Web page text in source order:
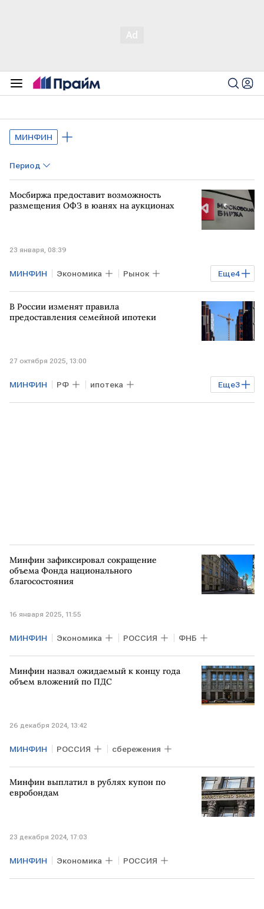
МИНФИН
Период
Мосбиржа предоставит возможность
размещения ОФЗ в юанях на аукционах
23 января, 08:39
Еще4
МИНФИН Экономика Рынок
Финансы Минфин Мосбиржа
ОФЗ
В России изменят правила
предоставления семейной ипотеки
27 октября 2025, 13:00
Еще3
МИНФИН РФ ипотека
льготная ипотека семейная ипотека
Минфин зафиксировал сокращение
объема Фонда национального
благосостояния
16 января 2025, 11:55
МИНФИН Экономика РОССИЯ ФНБ
Минфин назвал ожидаемый к концу года
объем вложений по ПДС
26 декабря 2024, 13:42
МИНФИН РОССИЯ сбережения
Минфин выплатил в рублях купон по
евробондам
23 декабря 2024, 17:03
МИНФИН Экономика РОССИЯ